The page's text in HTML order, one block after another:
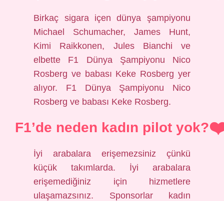
Birkaç sigara içen dünya şampiyonu
Michael Schumacher, James Hunt,
Kimi Raikkonen, Jules Bianchi ve
elbette F1 Dünya Şampiyonu Nico
Rosberg ve babası Keke Rosberg yer
alıyor. F1 Dünya Şampiyonu Nico
Rosberg ve babası Keke Rosberg.
F1’de neden kadın pilot yok?
İyi arabalara erişemezsiniz çünkü
küçük takımlarda. İyi arabalara
erişemediğiniz için hizmetlere
ulaşamazsınız. Sponsorlar kadın